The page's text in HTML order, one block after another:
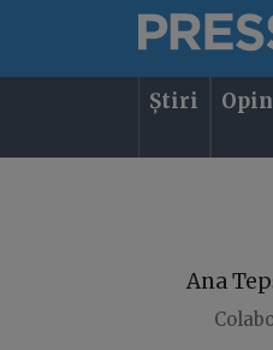
Știri
Ana